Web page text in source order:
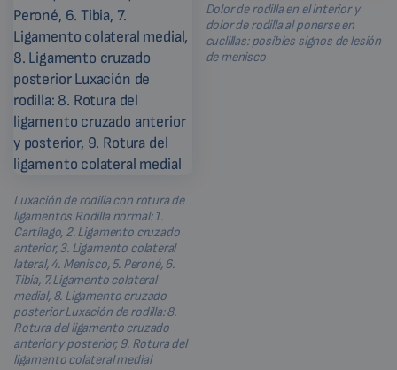
Luxación de rodilla con rotura de
ligamentos Rodilla normal: 1.
Cartílago, 2. Ligamento cruzado
anterior, 3. Ligamento colateral
lateral, 4. Menisco, 5. Peroné, 6.
Tibia, 7. Ligamento colateral
medial, 8. Ligamento cruzado
posterior Luxación de rodilla: 8.
Rotura del ligamento cruzado
anterior y posterior, 9. Rotura del
ligamento colateral medial
Dolor de rodilla en el interior y
dolor de rodilla al ponerse en
cuclillas: posibles signos de lesión
de menisco